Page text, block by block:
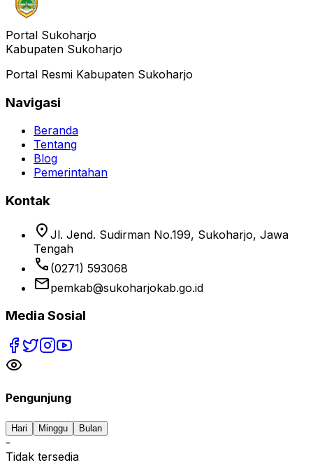
Portal Sukoharjo
Kabupaten Sukoharjo
Portal Resmi Kabupaten Sukoharjo
Navigasi
Beranda
Tentang
Blog
Pemerintahan
Kontak
location_on Jl. Jend. Sudirman No.199, Sukoharjo, Jawa
Tengah
phone (0271) 593068
emailpemkab@sukoharjokab.go.id
Media Sosial
Pengunjung
Hari Minggu Bulan
-
Tidak tersedia